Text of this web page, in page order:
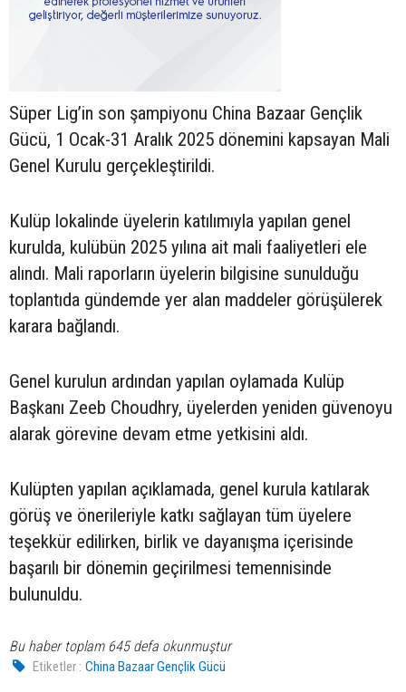
Süper Lig’in son şampiyonu China Bazaar Gençlik
Gücü, 1 Ocak-31 Aralık 2025 dönemini kapsayan Mali
Genel Kurulu gerçekleştirildi.
Kulüp lokalinde üyelerin katılımıyla yapılan genel
kurulda, kulübün 2025 yılına ait mali faaliyetleri ele
alındı. Mali raporların üyelerin bilgisine sunulduğu
toplantıda gündemde yer alan maddeler görüşülerek
karara bağlandı.
Genel kurulun ardından yapılan oylamada Kulüp
Başkanı Zeeb Choudhry, üyelerden yeniden güvenoyu
alarak görevine devam etme yetkisini aldı.
Kulüpten yapılan açıklamada, genel kurula katılarak
görüş ve önerileriyle katkı sağlayan tüm üyelere
teşekkür edilirken, birlik ve dayanışma içerisinde
başarılı bir dönemin geçirilmesi temennisinde
bulunuldu.
Bu haber toplam 645 defa okunmuştur
Etiketler : China Bazaar Gençlik Gücü